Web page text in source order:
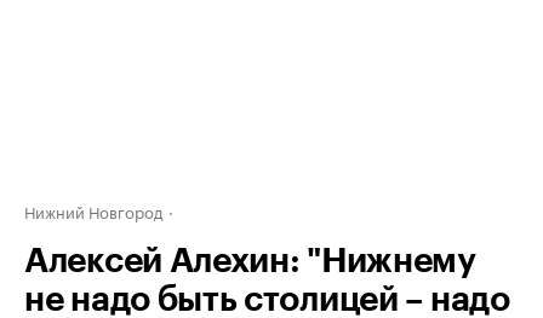
Нижний Новгород
Алексей Алехин: "Нижнему
не надо быть столицей – надо